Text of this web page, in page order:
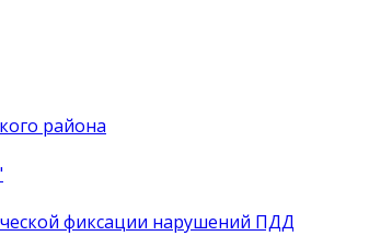
района
фиксации нарушений ПДД